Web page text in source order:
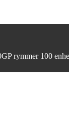
rymmer 100